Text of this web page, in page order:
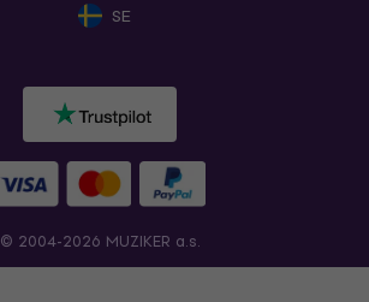
SE
© 2004-2026 MUZIKER a.s.